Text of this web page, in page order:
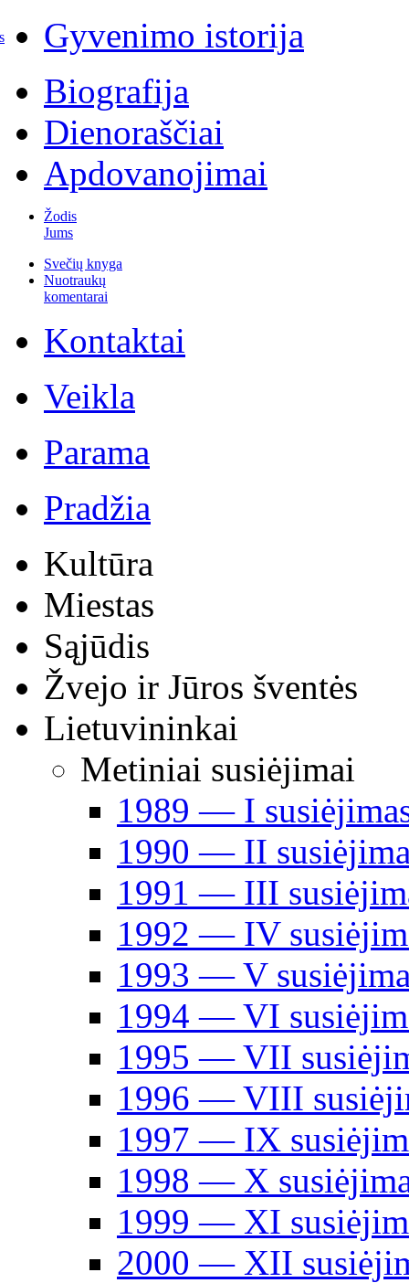
Gyvenimo istorija
Biografija
Dienoraščiai
Apdovanojimai
Žodis
Jums
Svečių knyga
Nuotraukų
komentarai
Kontaktai
Veikla
Parama
Pradžia
Kultūra
Miestas
Sąjūdis
Žvejo ir Jūros šventės
Lietuvininkai
Metiniai susiėjimai
1989 ― I
1990 ― II
1991 ― III
1992 ― IV
1993 ― V
1994 ― VI
1995 ― VII
1996 ― VIII
1997 ― IX
1998 ― X
1999 ― XI
2000 ― XII